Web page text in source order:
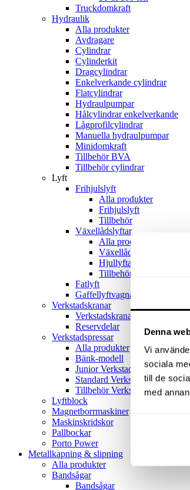
Denna
Vi
sociala
till de
med
Truckdomkraft
Hydraulik
Alla produkter
Avdragare
Cylindrar
Cylinderkit
Dragcylindrar
Enkelverkande cylindrar
Flatcylindrar
Hydraulpumpar
Hålcylindrar enkelverkande
Lågprofilcylindrar
Manuella hydraulpumpar
Minidomkraft
Tillbehör BVA
Tillbehör cylindrar
Lyft
Frihjulslyft
Alla produkter
Frihjulslyft
Tillbehör
Växellådslyftar
Alla produkter
Växellådslyftar
Hjullyftar
Tillbehör
Fatlyft
Gaffellyftvagnar
Verkstadskranar
Verkstadskranar
Reservdelar
Verkstadspressar
Alla produkter
Bänk-modell
Junior Verkstadspress
Standard Verkstadspress
Tillbehör Verkstadspressar
Lyftblock
Magnetborrmaskiner
Maskinskridskor
Pallbockar
Porto Power
Metallkapning & slipning
Alla produkter
Bandsågar
Bandsågar